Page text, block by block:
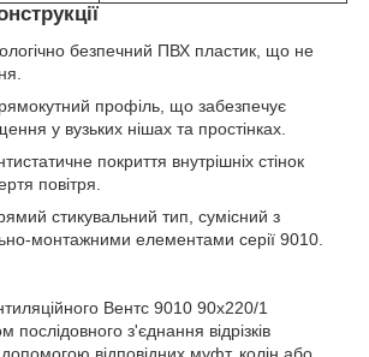
безпечний ПВХ пластик, що не
профіль, що забезпечує
у вузьких нішах та простінках.
покриття внутрішніх стінок
повітря.
стикувальний тип, сумісний з
монтажними елементами серії 9010.
Вентс 9010 90х220/1
послідовного з'єднання відрізків
відповідних муфт, колін або